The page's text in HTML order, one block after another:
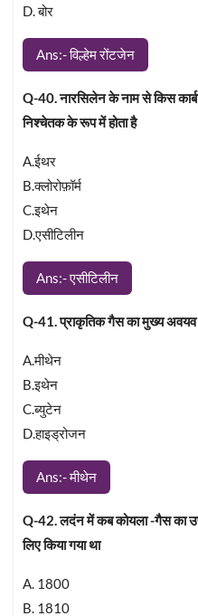
D. बोर
Ans:- विल्हेम रोंटजेन
Q-40. नारसिलेन के नाम से किस
निश्चेतक के रूप में होता है
A.ईथर
B.क्लोरोफ़ॉर्म
C.इथेन
D.एसीटिलीन
Ans:- एसीटिलीन
Q-41. प्राकृतिक गैस का मुख्य अवयव
A.मीथेन
B.इथेन
C.ब्युटेन
D.हाइड्रोजन
Ans:- मीथेन
Q-42. लदंन में कब कोयला -गैस का
लिए किया गया था
A. 1800
B. 1810